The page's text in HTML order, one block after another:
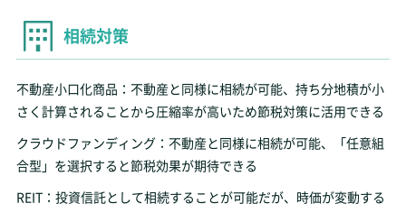
相続対策
不動産小口化商品：不動産と同様に相続が可能、持ち分地積が小
さく計算されることから圧縮率が高いため節税対策に活用できる
クラウドファンディング：不動産と同様に相続が可能、「任意組
合型」を選択すると節税効果が期待できる
REIT：投資信託として相続することが可能だが、時価が変動する